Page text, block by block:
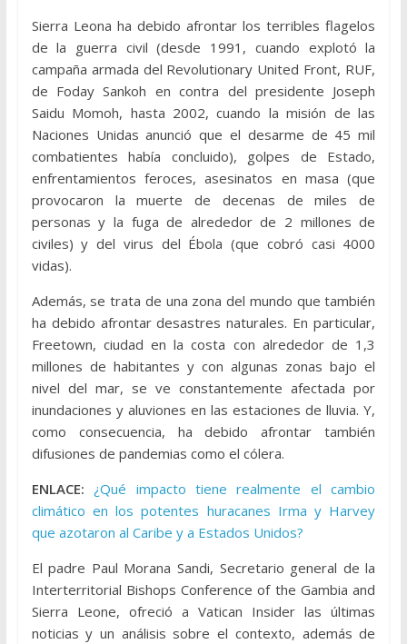
Sierra Leona ha debido afrontar los terribles flagelos
de la guerra civil (desde 1991, cuando explotó la
campaña armada del Revolutionary United Front, RUF,
de Foday Sankoh en contra del presidente Joseph
Saidu Momoh, hasta 2002, cuando la misión de las
Naciones Unidas anunció que el desarme de 45 mil
combatientes había concluido), golpes de Estado,
enfrentamientos feroces, asesinatos en masa (que
provocaron la muerte de decenas de miles de
personas y la fuga de alrededor de 2 millones de
civiles) y del virus del Ébola (que cobró casi 4000
vidas).
Además, se trata de una zona del mundo que también
ha debido afrontar desastres naturales. En particular,
Freetown, ciudad en la costa con alrededor de 1,3
millones de habitantes y con algunas zonas bajo el
nivel del mar, se ve constantemente afectada por
inundaciones y aluviones en las estaciones de lluvia. Y,
como consecuencia, ha debido afrontar también
difusiones de pandemias como el cólera.
ENLACE: ¿Qué impacto tiene realmente el cambio
climático en los potentes huracanes Irma y Harvey
que azotaron al Caribe y a Estados Unidos?
El padre Paul Morana Sandi, Secretario general de la
Interterritorial Bishops Conference of the Gambia and
Sierra Leone, ofreció a Vatican Insider las últimas
noticias y un análisis sobre el contexto, además de